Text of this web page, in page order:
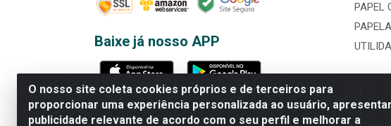
O nosso site coleta cookies próprios e de terceiros para
proporcionar uma experiência personalizada ao usuário, apresentar
publicidade relevante de acordo com o seu perfil e melhorar a
Baixe já nosso APP
PAPEL
Rede Brasil - Avenida Universitária, nº 3860,